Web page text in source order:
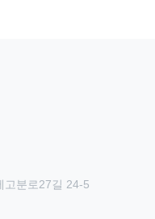
고분로27길 24-5